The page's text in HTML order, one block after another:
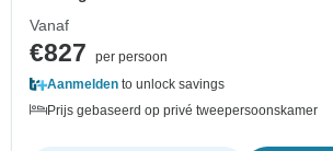
Vanaf
€827
per persoon
Aanmelden to unlock savings
Prijs gebaseerd op privé tweepersoonskamer